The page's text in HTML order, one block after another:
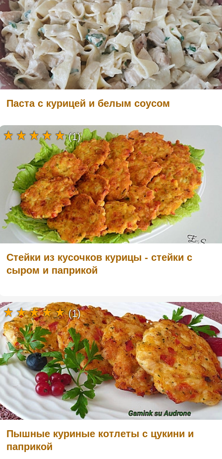
Паста с курицей и белым соусом
Стейки из кусочков курицы - стейки с
сыром и паприкой
(1)
Пышные куриные котлеты с цукини и
паприкой
(1)